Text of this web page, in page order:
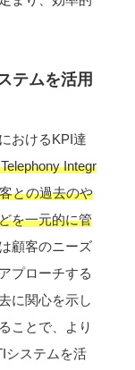
テムを活用
おけるKPI達
Integr
との過去のや
を一元的に管
顧客のニーズ
プローチする
に関心を示し
ことで、より
システムを活